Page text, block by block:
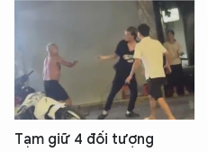
Tạm giữ 4 đối tượng